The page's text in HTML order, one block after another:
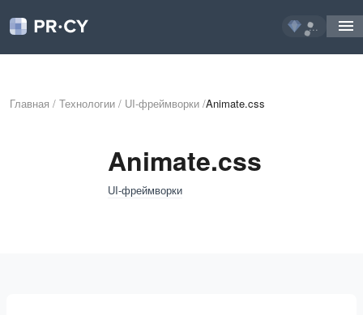
...
Главная / Технологии / UI-фреймворки /Animate.css
Animate.css
UI-фреймворки